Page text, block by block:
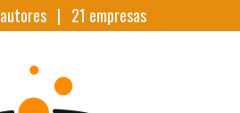
autores | 21 empresas